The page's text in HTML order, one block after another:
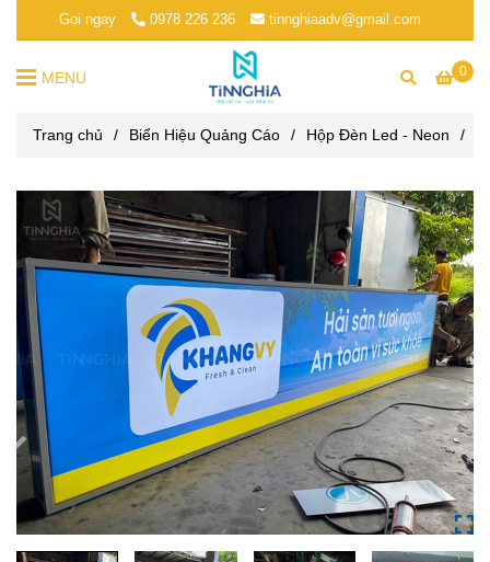
Gọi ngay 0978 226 236 tinnghiaadv@gmail.com
0
MENU
Trang chủ / Biển Hiệu Quảng Cáo / Hộp Đèn Led - Neon /